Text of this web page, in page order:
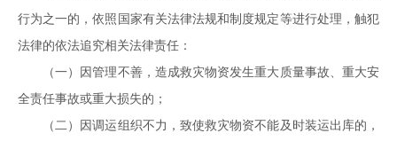
行为之一的，依照国家有关法律法规和制度规定等进行处理，触犯
法律的依法追究相关法律责任：
（一）因管理不善，造成救灾物资发生重大质量事故、重大安
全责任事故或重大损失的；
（二）因调运组织不力，致使救灾物资不能及时装运出库的，